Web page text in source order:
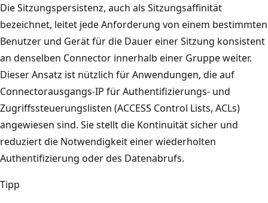
Die Sitzungspersistenz, auch als Sitzungsaffinität
bezeichnet, leitet jede Anforderung von einem bestimmten
Benutzer und Gerät für die Dauer einer Sitzung konsistent
an denselben Connector innerhalb einer Gruppe weiter.
Dieser Ansatz ist nützlich für Anwendungen, die auf
Connectorausgangs-IP für Authentifizierungs- und
Zugriffssteuerungslisten (ACCESS Control Lists, ACLs)
angewiesen sind. Sie stellt die Kontinuität sicher und
reduziert die Notwendigkeit einer wiederholten
Authentifizierung oder des Datenabrufs.
Tipp